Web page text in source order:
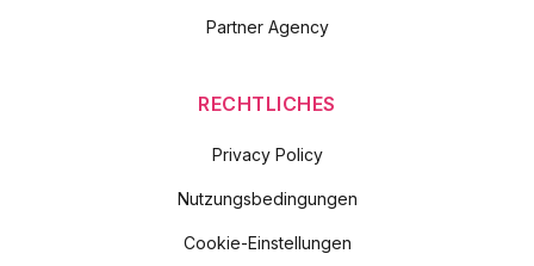
Partner Agency
RECHTLICHES
Privacy Policy
Nutzungsbedingungen
Cookie-Einstellungen